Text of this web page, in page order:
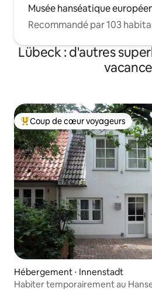
Musée hanséatique
Recommandé par 103
Lübeck : d'autres
Coups de cœur voyageurs les
Coup de cœur voyageurs
Hébergement ⋅ Innenstadt
Habiter temporairement au